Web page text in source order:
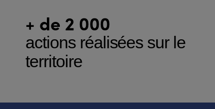
+ de 2 000
actions réalisées sur le
territoire